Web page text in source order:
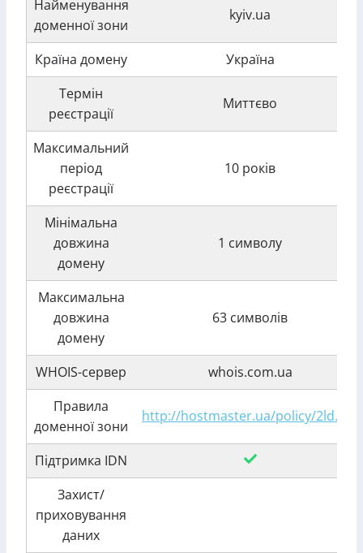
Найменування
доменної зони
kyiv.ua
Країна домену
Україна
Термін
реєстрації
Миттєво
Максимальний
період
реєстрації
10 років
Мінімальна
довжина
домену
1 символу
Максимальна
довжина
домену
63 символів
WHOIS-сервер
whois.com.ua
Правила
доменної зони
http://hostmaster.ua/policy/2ld.ua/
Підтримка IDN
Захист/
приховування
даних